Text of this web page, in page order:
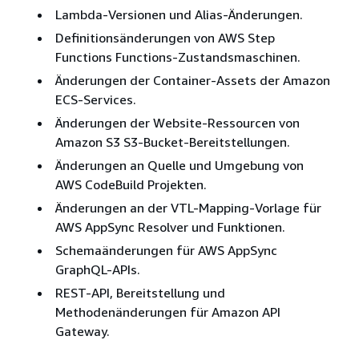
Lambda-Versionen und Alias-Änderungen.
Definitionsänderungen von AWS Step
Functions Functions-Zustandsmaschinen.
Änderungen der Container-Assets der Amazon
ECS-Services.
Änderungen der Website-Ressourcen von
Amazon S3 S3-Bucket-Bereitstellungen.
Änderungen an Quelle und Umgebung von
AWS CodeBuild Projekten.
Änderungen an der VTL-Mapping-Vorlage für
AWS AppSync Resolver und Funktionen.
Schemaänderungen für AWS AppSync
GraphQL-APIs.
REST-API, Bereitstellung und
Methodenänderungen für Amazon API
Gateway.